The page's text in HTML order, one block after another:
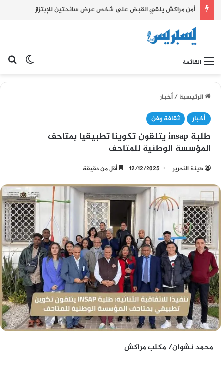
أمن مراكش يلقي القبض على شخص عرض سائحتين للإبتزاز
القائمة
الرئيسية/أخبار
أخبار
ثقافة وفن
طلبة insap يتلقون تكوينا تطبيقيا بمتاحف
المؤسسة الوطنية للمتاحف
هيئة التحرير 12/12/2025 أقل من دقيقة
محمد نشوان/ مكتب مراكش